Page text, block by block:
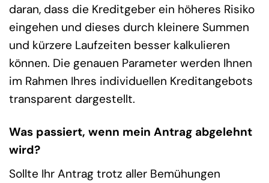
daran, dass die Kreditgeber ein höheres Risiko
eingehen und dieses durch kleinere Summen
und kürzere Laufzeiten besser kalkulieren
können. Die genauen Parameter werden Ihnen
im Rahmen Ihres individuellen Kreditangebots
transparent dargestellt.
Was passiert, wenn mein Antrag abgelehnt
wird?
Sollte Ihr Antrag trotz aller Bemühungen